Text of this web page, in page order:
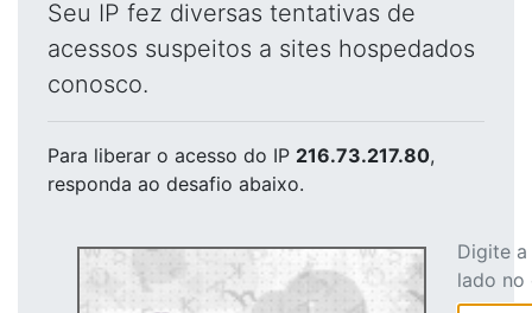
Seu IP fez diversas tentativas de
acessos suspeitos a sites hospedados
conosco.
Para liberar o acesso do IP 216.73.217.80,
responda ao desafio abaixo.
Digite
lado no